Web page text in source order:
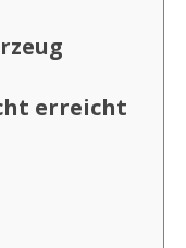
erreicht